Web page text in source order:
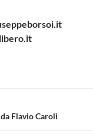
Flavio Caroli